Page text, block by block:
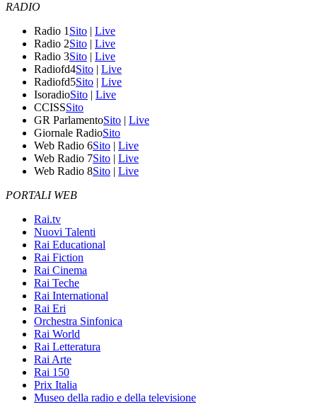
RADIO
Radio 1 Sito | Live
Radio 2Sito | Live
Radio 3Sito | Live
Radiofd4Sito | Live
Radiofd5Sito | Live
IsoradioSito | Live
CCISSSito
GR ParlamentoSito | Live
Giornale RadioSito
Web Radio 6Sito | Live
Web Radio 7Sito | Live
Web Radio 8Sito | Live
PORTALI WEB
Rai.tv
Nuovi Talenti
Rai Educational
Rai Fiction
Rai Cinema
Rai Teche
Rai International
Rai Eri
Orchestra Sinfonica
Rai World
Rai Letteratura
Rai Arte
Rai 150
Prix Italia
Museo della radio e della televisione